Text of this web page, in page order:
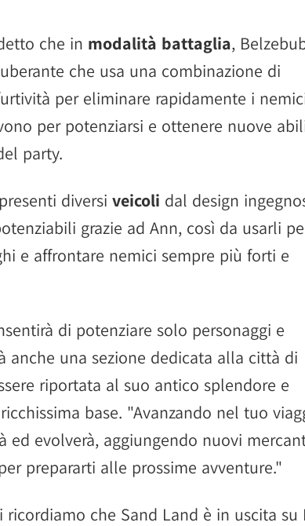
che in modalità battaglia,
che usa una combinazione di
per eliminare rapidamente i
per potenziarsi e ottenere nuove
party.
diversi veicoli dal design
grazie ad Ann, così da usarli
e affrontare nemici sempre più forti e
di potenziare solo personaggi e
anche una sezione dedicata alla città di
riportata al suo antico splendore e
base. "Avanzando nel tuo
ed evolverà, aggiungendo nuovi
prepararti alle prossime avventure."
ricordiamo che Sand Land è in uscita su